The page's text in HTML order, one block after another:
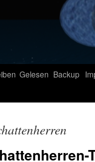
Gelesen Backup